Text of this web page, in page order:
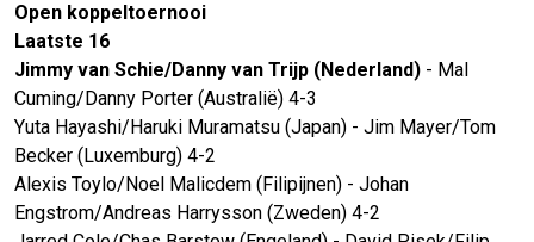
Open koppeltoernooi
Laatste 16
Jimmy van Schie/Danny van Trijp (Nederland) - Mal
Cuming/Danny Porter (Australië) 4-3
Yuta Hayashi/Haruki Muramatsu (Japan) - Jim Mayer/Tom
Becker (Luxemburg) 4-2
Alexis Toylo/Noel Malicdem (Filipijnen) - Johan
Engstrom/Andreas Harrysson (Zweden) 4-2